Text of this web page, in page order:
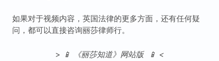
如果对于视频内容，英国法律的更多方面，还有任何疑
问，都可以直接咨询丽莎律师行。
> 📱 《丽莎知道》网站版 📱 <